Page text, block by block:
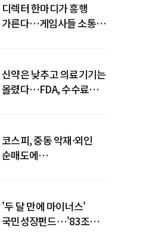
디렉터 한마디가 흥행
가른다…게임사들 소통
신약은 낮추고 의료기기는
올렸다…FDA, 수수료
코스피, 중동 악재·외인
순매도에
'두 달 만에 마이너스'
국민성장펀드…'83조